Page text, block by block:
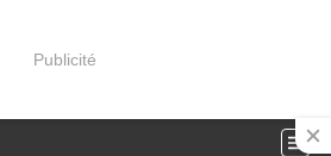
Publicité